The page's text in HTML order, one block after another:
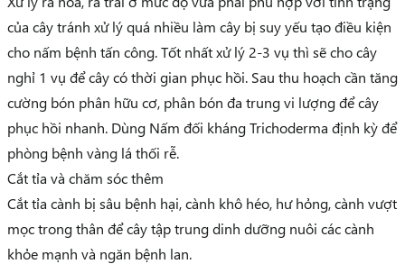
của cây tránh xử lý quá nhiều làm cây bị suy yếu tạo điều kiện
cho nấm bệnh tấn công. Tốt nhất xử lý 2-3 vụ thì sẽ cho cây
nghỉ 1 vụ để cây có thời gian phục hồi. Sau thu hoạch cần tăng
cường bón phân hữu cơ, phân bón đa trung vi lượng để cây
phục hồi nhanh. Dùng Nấm đối kháng Trichoderma định kỳ để
phòng bệnh vàng lá thối rễ.
Cắt tỉa và chăm sóc thêm
Cắt tỉa cành bị sâu bệnh hại, cành khô héo, hư hỏng, cành vượt
mọc trong thân để cây tập trung dinh dưỡng nuôi các cành
khỏe mạnh và ngăn bệnh lan.